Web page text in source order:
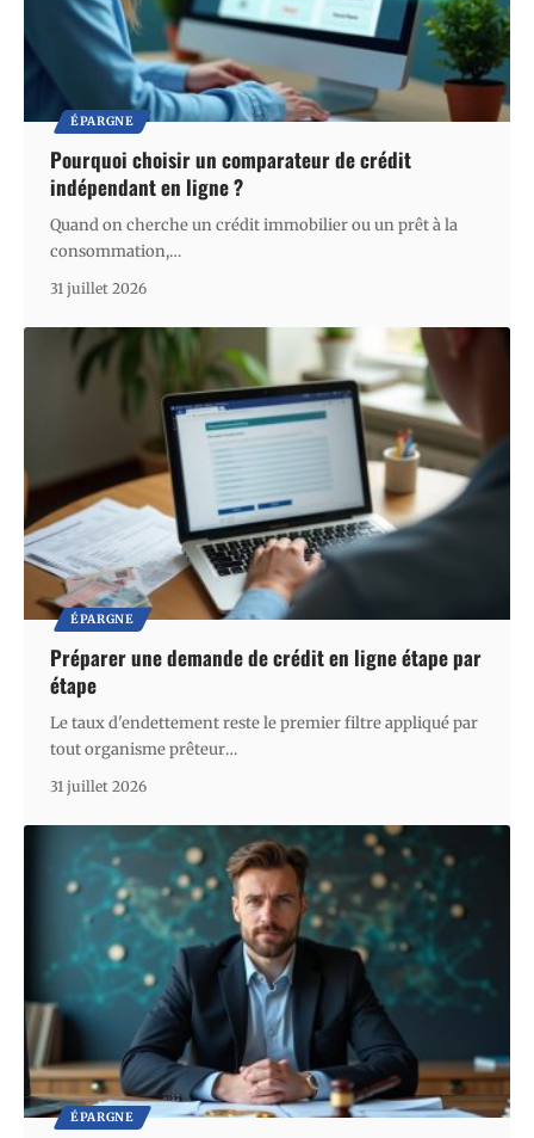
ÉPARGNE
Pourquoi choisir un comparateur de crédit
indépendant en ligne ?
Quand on cherche un crédit immobilier ou un prêt à la
consommation,…
31 juillet 2026
ÉPARGNE
Préparer une demande de crédit en ligne étape par
étape
Le taux d'endettement reste le premier filtre appliqué par
tout organisme prêteur…
31 juillet 2026
ÉPARGNE